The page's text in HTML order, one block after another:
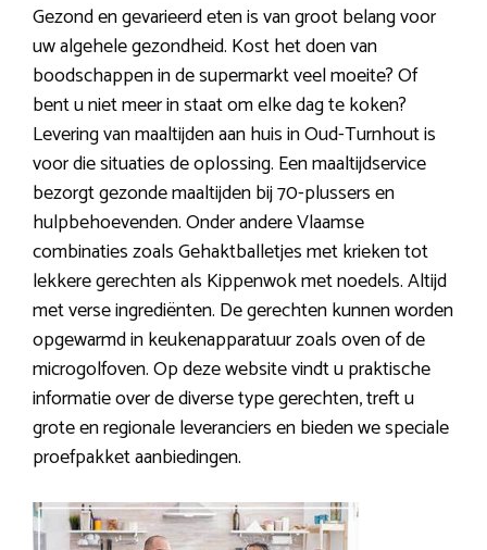
Gezond en gevarieerd eten is van groot belang voor
uw algehele gezondheid. Kost het doen van
boodschappen in de supermarkt veel moeite? Of
bent u niet meer in staat om elke dag te koken?
Levering van maaltijden aan huis in Oud-Turnhout is
voor die situaties de oplossing. Een maaltijdservice
bezorgt gezonde maaltijden bij 70-plussers en
hulpbehoevenden. Onder andere Vlaamse
combinaties zoals Gehaktballetjes met krieken tot
lekkere gerechten als Kippenwok met noedels. Altijd
met verse ingrediënten. De gerechten kunnen worden
opgewarmd in keukenapparatuur zoals oven of de
microgolfoven. Op deze website vindt u praktische
informatie over de diverse type gerechten, treft u
grote en regionale leveranciers en bieden we speciale
proefpakket aanbiedingen.